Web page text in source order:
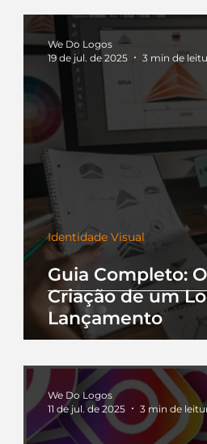
Guia Completo:
Criação de um
Lançamento
Identidade Visual
We Do Logos
19 de jul. de 2025
3 min de
We Do Logos
11 de jul. de 2025
3 min de